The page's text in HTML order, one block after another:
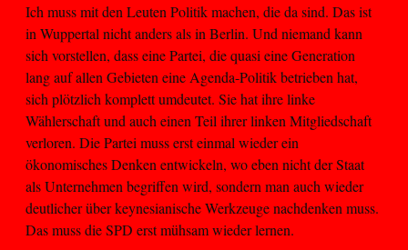
Ich muss mit den Leuten Politik machen, die da sind. Das ist
in Wuppertal nicht anders als in Berlin. Und niemand kann
sich vorstellen, dass eine Partei, die quasi eine Generation
lang auf allen Gebieten eine Agenda-Politik betrieben hat,
sich plötzlich komplett umdeutet. Sie hat ihre linke
Wählerschaft und auch einen Teil ihrer linken Mitgliedschaft
verloren. Die Partei muss erst einmal wieder ein
ökonomisches Denken entwickeln, wo eben nicht der Staat
als Unternehmen begriffen wird, sondern man auch wieder
deutlicher über keynesianische Werkzeuge nachdenken muss.
Das muss die SPD erst mühsam wieder lernen.